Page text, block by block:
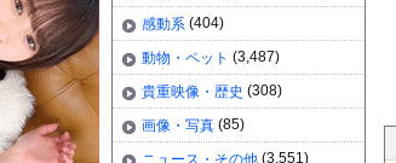
感動系 (404)
動物・ペット (3,487)
貴重映像・歴史 (308)
画像・写真 (85)
ニュース・その他 (3,551)